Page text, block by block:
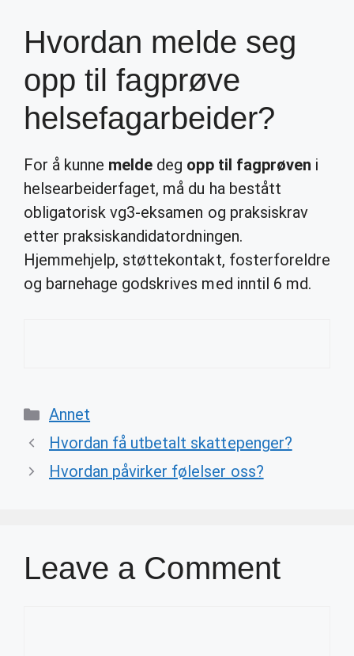
Hvordan melde seg
opp til fagprøve
helsefagarbeider?
For å kunne melde deg opp til fagprøven i
helsearbeiderfaget, må du ha bestått
obligatorisk vg3-eksamen og praksiskrav
etter praksiskandidatordningen.
Hjemmehjelp, støttekontakt, fosterforeldre
og barnehage godskrives med inntil 6 md.
Categories
Annet
Hvordan få utbetalt skattepenger?
Hvordan påvirker følelser oss?
Leave a Comment